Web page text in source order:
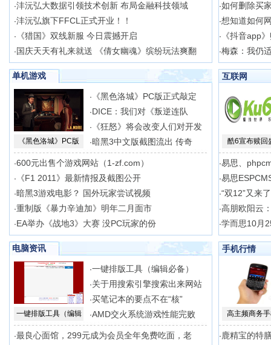
·沣沅弘大数据引领技术创新 布局金融科技领域
·沣沅弘旗下FFCL正式开业！！
· 《猎国》双线新服 今日震撼开启
· 国庆天天有礼来就送 《倩女幽魂》缤纷玩法爽翻
·如何删除买
·想知道如何
· 《抖音app
·梅森：我仍
单机游戏
《黑色洛城》PC版
· 《黑色洛城》PC版正式敲定
·DICE：我们对《叛逆连队
· 《狂怒》将会改变人们对开发
·暗黑3中文版截图流出 传奇
·600元出售个游戏网站（1-zf.com）
· 《F1 2011》最新情报及截图公开
·暗黑3游戏电影？ 国外玩家尝试视频
·重制版《暴力辛迪加》明年二月面市
·EA举办《战地3》大赛 没PC玩家的份
互联网
酷6宣布赎回
·易思、
·易思
·“双12”又来
·高朋欧阳云
·学而思10月
电脑资讯
一键排版工具（编辑
·一键排版工具（编辑必备）
·关于用搜索引擎搜索出来网站
·买笔记本的要点不在“核”
·AMD交火系统游戏性能完败
·最良心面馆，299元成为会员全年免费吃面，老
手机行情
高主频商务
· 鹿精宝的特